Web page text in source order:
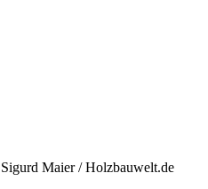
Maier / Holzbauwelt.de